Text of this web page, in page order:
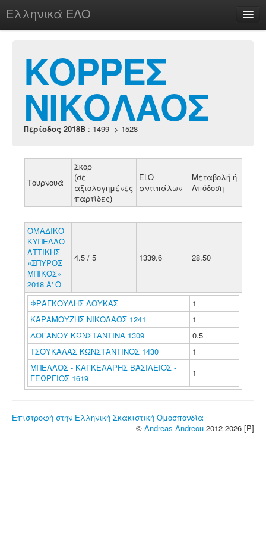
Ελληνικά ΕΛΟ
chesstu.be @ discord
Login
ΚΟΡΡΕΣ
ΝΙΚΟΛΑΟΣ
Περίοδος 2018B : 1499 -> 1528
Τουρνουά
Σκορ
(σε
αξιολογημένες
παρτίδες)
ELO
αντιπάλων
Μεταβολή ή
Απόδοση
ΟΜΑΔΙΚΟ
ΚΥΠΕΛΛΟ
ΑΤΤΙΚΗΣ
«ΣΠΥΡΟΣ
ΜΠΙΚΟΣ»
2018 Α' Ο
4.5 / 5 1339.6 28.50
ΦΡΑΓΚΟΥΛΗΣ ΛΟΥΚΑΣ
1
ΚΑΡΑΜΟΥΖΗΣ ΝΙΚΟΛΑΟΣ 1241
1
ΔΟΓΑΝΟΥ ΚΩΝΣΤΑΝΤΙΝΑ 1309
0.5
ΤΣΟΥΚΑΛΑΣ ΚΩΝΣΤΑΝΤΙΝΟΣ 1430
1
ΜΠΕΛΛΟΣ - ΚΑΓΚΕΛΑΡΗΣ ΒΑΣΙΛΕΙΟΣ -
ΓΕΩΡΓΙΟΣ 1619
1
Επιστροφή στην Ελληνική Σκακιστική Ομοσπονδία
© Andreas Andreou 2012-2026 [P]